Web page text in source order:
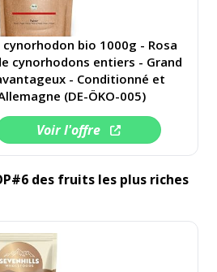
bio 1000g - Rosa
cynorhodons entiers - Grand
- Conditionné et
(DE-ÖKO-005)
Voir l'offre
des fruits les plus riches